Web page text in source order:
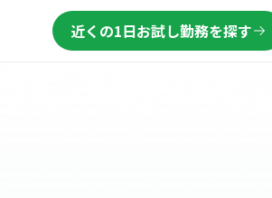
近くの1日お試し勤務を探す